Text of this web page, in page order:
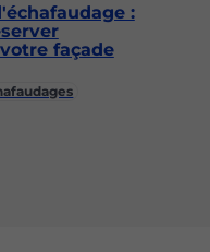
:
façade